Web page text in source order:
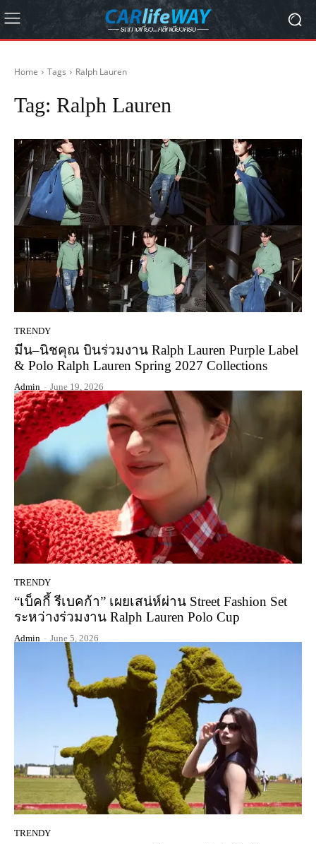
Home Tags Ralph Lauren
Tag: Ralph Lauren
TRENDY
มีน–นิชคุณ บินร่วมงาน Ralph Lauren Purple Label
& Polo Ralph Lauren Spring 2027 Collections
Admin - June 19, 2026
TRENDY
“เบ็คกี้ รีเบคก้า” เผยเสน่ห์ผ่าน Street Fashion Set
ระหว่างร่วมงาน Ralph Lauren Polo Cup
Admin - June 5, 2026
TRENDY